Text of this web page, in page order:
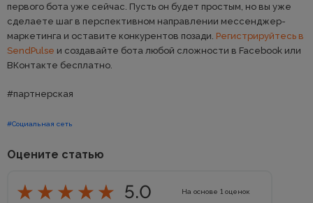
первого бота уже сейчас. Пусть он будет простым, но вы уже
сделаете шаг в перспективном направлении мессенджер-
маркетинга и оставите конкурентов позади. Регистрируйтесь в
SendPulse и создавайте бота любой сложности в Facebook или
ВКонтакте бесплатно.
#партнерская
#Социальная сеть
Оцените статью
5.0 На основе 1 оценок